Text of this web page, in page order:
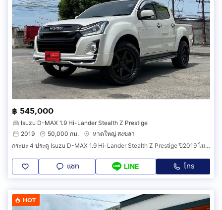
฿ 545,000
Isuzu D-MAX 1.9 Hi-Lander Stealth Z Prestige
2019
50,000 กม.
หาดใหญ่ สงขลา
กระบะ 4 ประตู Isuzu D-MAX 1.9 Hi-Lander Stealth Z Prestige ปี2019 ไมล์ 5 หมื่น
แชท LINE โทร
HOT